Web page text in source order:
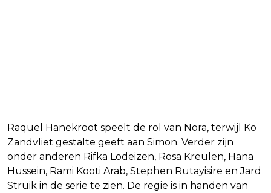
Raquel Hanekroot speelt de rol van Nora, terwijl Ko
Zandvliet gestalte geeft aan Simon. Verder zijn
onder anderen Rifka Lodeizen, Rosa Kreulen, Hana
Hussein, Rami Kooti Arab, Stephen Rutayisire en Jard
Struik in de serie te zien. De regie is in handen van